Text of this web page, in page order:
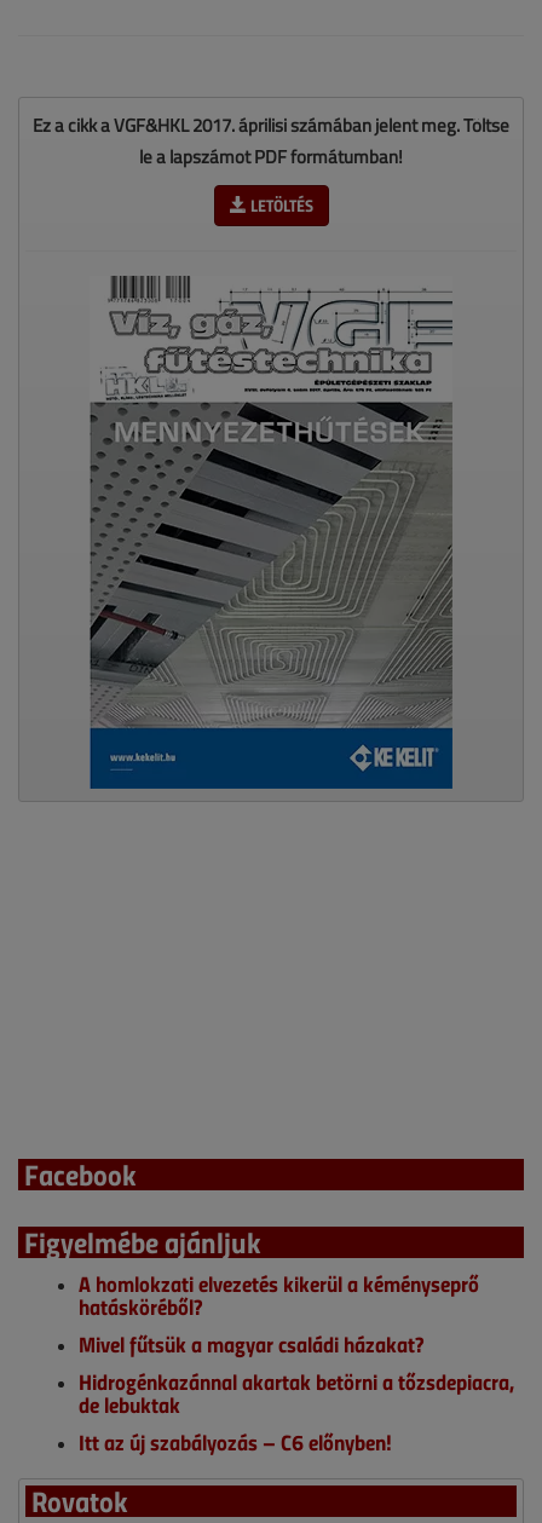
Ez a cikk a VGF&HKL 2017. áprilisi számában jelent meg. Töltse
le a lapszámot PDF formátumban!
LETÖLTÉS
Facebook
Figyelmébe ajánljuk
A homlokzati elvezetés kikerül a kéményseprő
hatásköréből?
Mivel fűtsük a magyar családi házakat?
Hidrogénkazánnal akartak betörni a tőzsdepiacra,
de lebuktak
Itt az új szabályozás – C6 előnyben!
Rovatok